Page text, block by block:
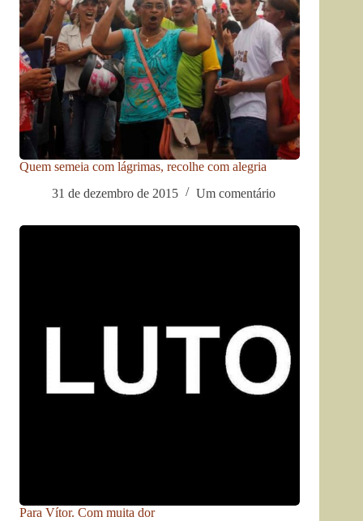
Quem semeia com lágrimas, recolhe com alegria
31 de dezembro de 2015
Um comentário
Para Vítor. Com muita dor